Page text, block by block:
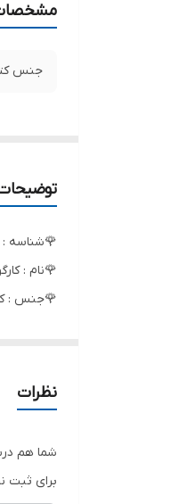
جنس
🌹شناسه :
🌹نام :
🌹جنس :
فقط شلوار.
ست سه
❤️یک معادل
نظرات
شما هم
برای ثبت